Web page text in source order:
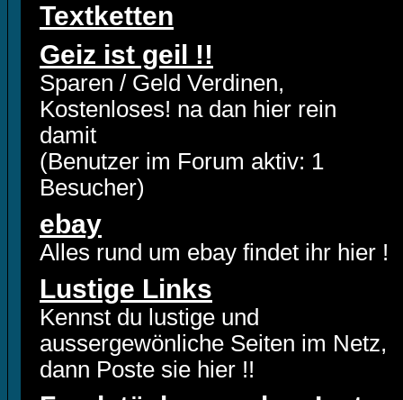
Textketten
Geiz ist geil !!
Sparen / Geld Verdinen,
Kostenloses! na dan hier rein
damit
(Benutzer im Forum aktiv: 1
Besucher)
ebay
Alles rund um ebay findet ihr hier !
Lustige Links
Kennst du lustige und
aussergewönliche Seiten im Netz,
dann Poste sie hier !!